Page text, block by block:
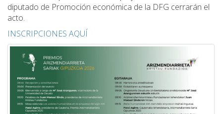
diputado de Promoción económica de la DFG cerrarán el
acto.
INSCRIPCIONES AQUÍ